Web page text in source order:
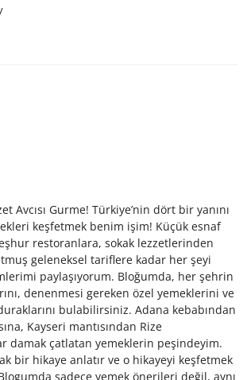
Avcısı Gurme! Türkiye’nin dört bir yanını
keşfetmek benim işim! Küçük esnaf
restoranlara, sokak lezzetlerinden
geleneksel tariflere kadar her şeyi
paylaşıyorum. Bloğumda, her şehrin
denenmesi gereken özel yemeklerini ve
bulabilirsiniz. Adana kebabından
Kayseri mantısından Rize
damak çatlatan yemeklerin peşindeyim.
bir hikaye anlatır ve o hikayeyi keşfetmek
sadece yemek önerileri değil, aynı